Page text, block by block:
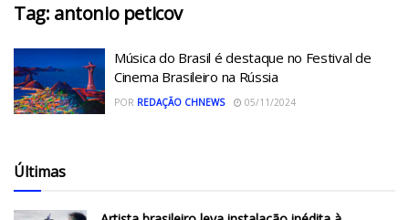
Tag: antonio peticov
Música do Brasil é destaque no Festival de
Cinema Brasileiro na Rússia
POR REDAÇÃO CHNEWS 05/11/2024
Últimas